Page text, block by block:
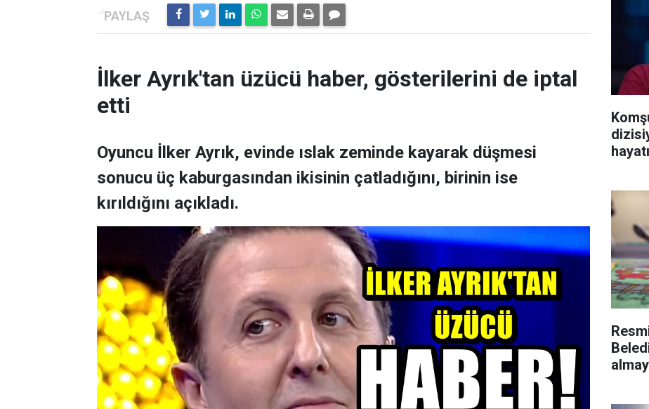
İlker Ayrık'tan üzücü haber, gösterilerini de iptal
etti
Oyuncu İlker Ayrık, evinde ıslak zeminde kayarak düşmesi
sonucu üç kaburgasından ikisinin çatladığını, birinin ise
kırıldığını açıkladı.
dizisiyle